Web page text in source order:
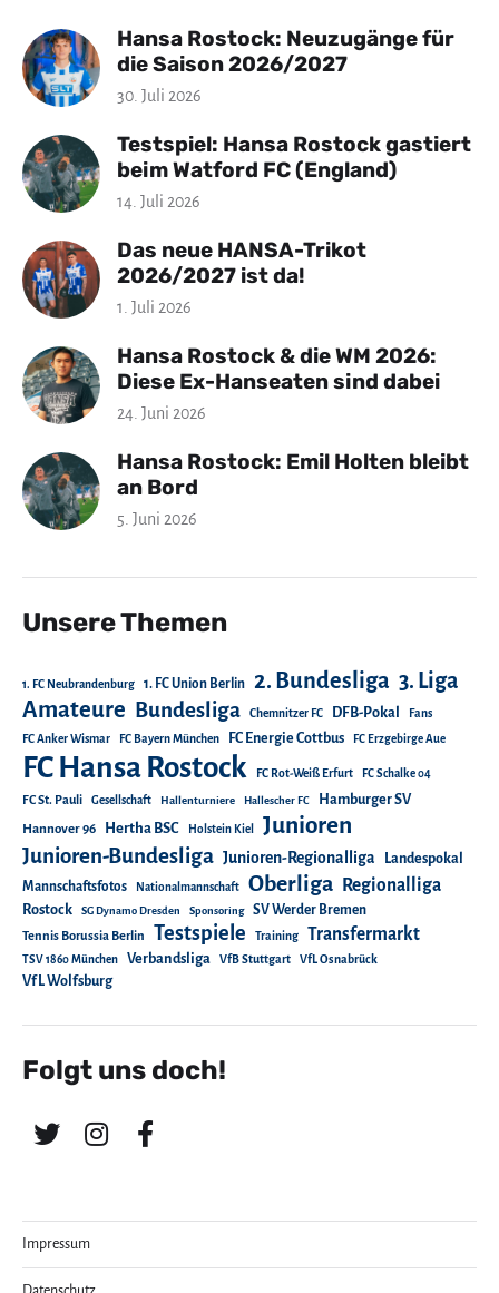
Hansa Rostock: Neuzugänge für
die Saison 2026/2027
30. Juli 2026
Testspiel: Hansa Rostock gastiert
beim Watford FC (England)
14. Juli 2026
Das neue HANSA-Trikot
2026/2027 ist da!
1. Juli 2026
Hansa Rostock & die WM 2026:
Diese Ex-Hanseaten sind dabei
24. Juni 2026
Hansa Rostock: Emil Holten bleibt
an Bord
5. Juni 2026
Unsere Themen
1. FC Neubrandenburg 1. FC Union Berlin 2. Bundesliga 3. Liga
Amateure Bundesliga Chemnitzer FC DFB-Pokal Fans
FC Anker Wismar FC Bayern München FC Energie Cottbus FC Erzgebirge Aue
FC Hansa Rostock FC Rot-Weiß Erfurt FC Schalke 04
FC St. Pauli Gesellschaft Hallenturniere Hallescher FC Hamburger SV
Hannover 96 Hertha BSC Holstein Kiel Junioren
Junioren-Bundesliga Junioren-Regionalliga
Landespokal
Mannschaftsfotos
Nationalmannschaft Oberliga Regionalliga
Rostock SG Dynamo Dresden Sponsoring SV Werder Bremen
Tennis Borussia Berlin Testspiele Training Transfermarkt
TSV 1860 München Verbandsliga VfB Stuttgart VfL Osnabrück
VfL Wolfsburg
Folgt uns doch!
Impressum